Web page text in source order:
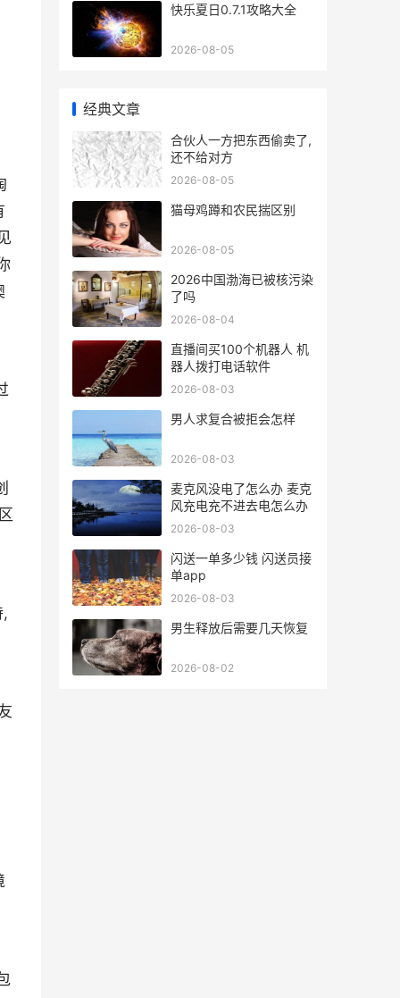
,
快乐夏日0.7.1攻略大全
2026-08-05
经典文章
合伙人一方把东西偷卖了,
还不给对方
2026-08-05
猫母鸡蹲和农民揣区别
2026-08-05
2026中国渤海已被核污染
了吗
2026-08-04
直播间买100个机器人 机
器人拨打电话软件
2026-08-03
男人求复合被拒会怎样
2026-08-03
麦克风没电了怎么办 麦克
风充电充不进去电怎么办
2026-08-03
闪送一单多少钱 闪送员接
单app
2026-08-03
男生释放后需要几天恢复
2026-08-02